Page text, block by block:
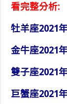
看完整分析:
牡羊座2021
金牛座2021
雙子座2021
巨蟹座2021